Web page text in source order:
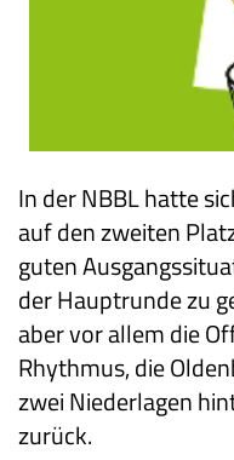
In der NBBL hatte
auf den zweiten
guten
der Hauptrunde zu
aber vor allem die
Rhythmus, die
zwei Niederlagen
zurück.